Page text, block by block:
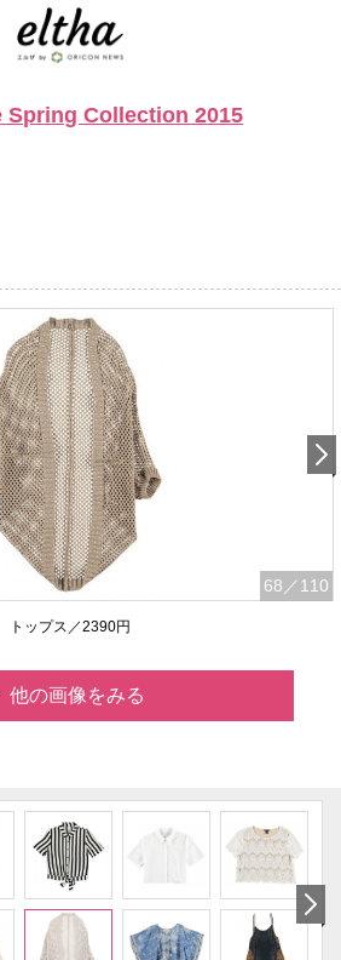
Collection 2015
68 ／110
トップス／2390円
他の画像をみる